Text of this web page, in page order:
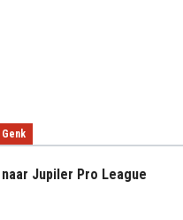
Genk
Jupiler Pro League